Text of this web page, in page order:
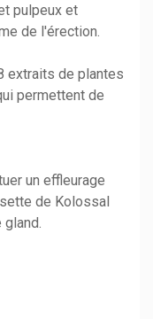
pulpeux et
de l'érection.
extraits de plantes
permettent de
un effleurage
de Kolossal